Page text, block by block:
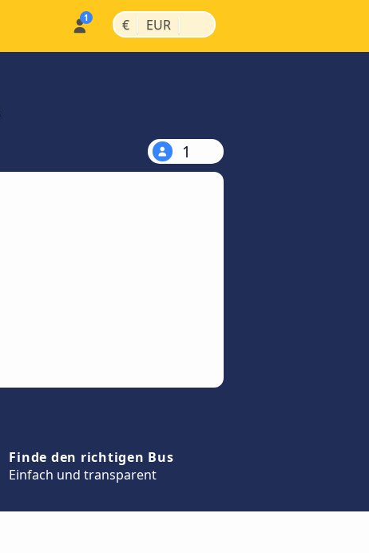
€ | EUR |
1
Finde den richtigen Bus
Einfach und transparent